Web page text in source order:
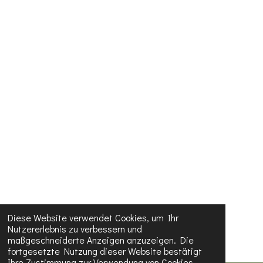
Diese Website verwendet Cookies, um Ihr
Nutzererlebnis zu verbessern und
maßgeschneiderte Anzeigen anzuzeigen. Die
fortgesetzte Nutzung dieser Website bestätigt